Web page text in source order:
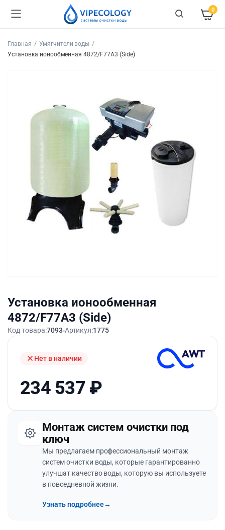
0
Главная
Умягчители воды
Установка ионообменная 4872/F77A3 (Side)
Установка ионообменная
4872/F77A3 (Side)
Код товара:7093 Артикул:1775
Нет в наличии
234 537 ₽
Монтаж систем очистки под
ключ
Мы предлагаем профессиональный монтаж
систем очистки воды, которые гарантированно
улучшат качество воды, которую вы используете
в повседневной жизни.
Узнать подробнее→